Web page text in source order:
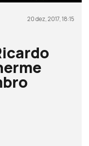
20 dez, 2017, 18:15